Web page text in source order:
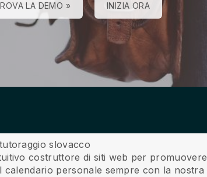
LA DEMO » INIZIA ORA
slovacco
costruttore di siti web per
personale sempre con la nostra